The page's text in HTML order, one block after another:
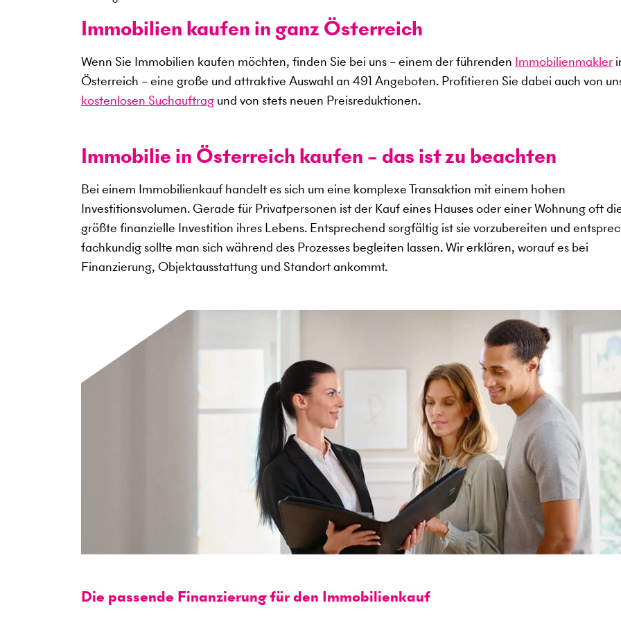
Immobilien kaufen in ganz Österreich
Wenn Sie Immobilien kaufen möchten, finden Sie bei uns – einem der führenden Immobilienmakler
Österreich – eine große und attraktive Auswahl an 491 Angeboten. Profitieren Sie dabei auch von
kostenlosen Suchauftrag und von stets neuen Preisreduktionen.
Immobilie in Österreich kaufen – das ist zu beachten
Bei einem Immobilienkauf handelt es sich um eine komplexe Transaktion mit einem hohen
Investitionsvolumen. Gerade für Privatpersonen ist der Kauf eines Hauses oder einer Wohnung oft
größte finanzielle Investition ihres Lebens. Entsprechend sorgfältig ist sie vorzubereiten und
fachkundig sollte man sich während des Prozesses begleiten lassen. Wir erklären, worauf es bei
Finanzierung, Objektausstattung und Standort ankommt.
Die passende Finanzierung für den Immobilienkauf